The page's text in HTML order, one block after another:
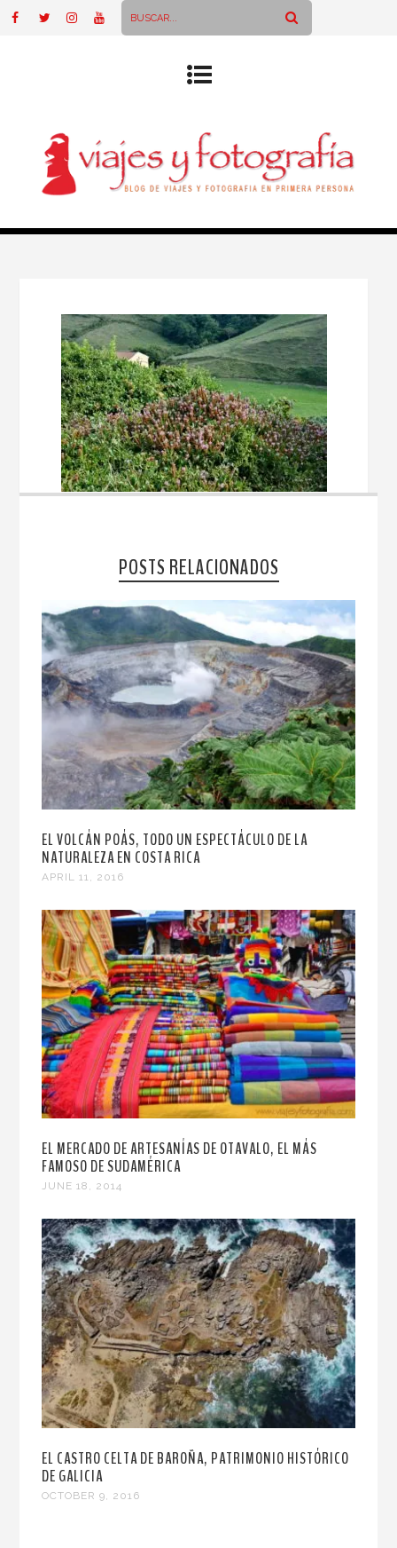
POSTS RELACIONADOS
EL VOLCÁN POÁS, TODO UN ESPECTÁCULO DE LA
NATURALEZA EN COSTA RICA
APRIL 11, 2016
EL MERCADO DE ARTESANÍAS DE OTAVALO, EL MÁS
FAMOSO DE SUDAMÉRICA
JUNE 18, 2014
EL CASTRO CELTA DE BAROÑA, PATRIMONIO HISTÓRICO
DE GALICIA
OCTOBER 9, 2016